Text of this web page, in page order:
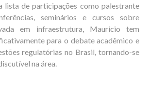
lista de participações como palestrante
seminários e cursos sobre
em infraestrutura, Mauricio tem
para o debate acadêmico e
regulatórias no Brasil, tornando-se
na área.